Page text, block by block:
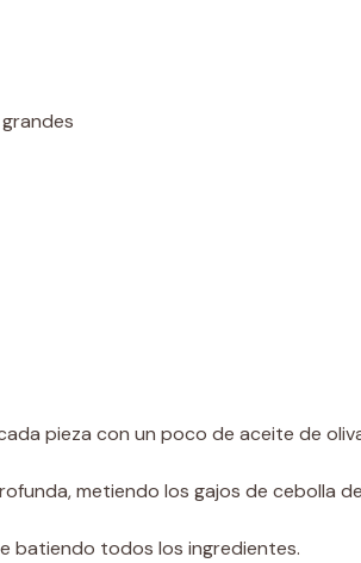
pieza con un poco de aceite de
metiendo los gajos de cebolla
batiendo todos los ingredientes.